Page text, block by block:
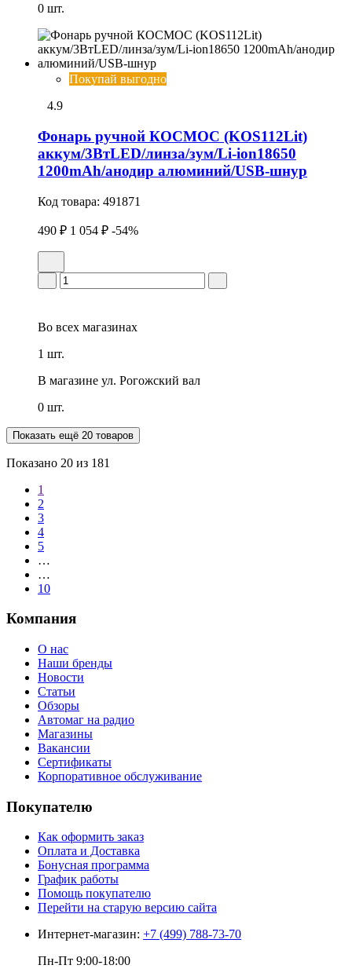
0 шт.
Покупай выгодно
4.9
Фонарь ручной КОСМОС (KOS112Lit)
аккум/3ВтLED/линза/зум/Li-ion18650
1200mAh/анодир алюминий/USB-шнур
Код товара: 491871
490 ₽ 1 054 ₽ -54%
Во всех магазинах
1 шт.
В магазине ул. Рогожский вал
0 шт.
Показать ещё 20 товаров
Показано 20 из 181
1
2
3
4
5
…
…
10
Компания
О нас
Наши бренды
Новости
Статьи
Обзоры
Автомаг на радио
Магазины
Вакансии
Сертификаты
Корпоративное обслуживание
Покупателю
Как оформить заказ
Оплата и Доставка
Бонусная программа
График работы
Помощь покупателю
Перейти на старую версию сайта
Интернет-магазин: +7 (499) 788-73-70
Пн-Пт 9:00-18:00